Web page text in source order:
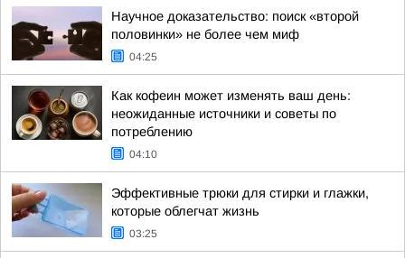
Научное доказательство: поиск «второй
половинки» не более чем миф
04:25
Как кофеин может изменять ваш день:
неожиданные источники и советы по
потреблению
04:10
Эффективные трюки для стирки и глажки,
которые облегчат жизнь
03:25